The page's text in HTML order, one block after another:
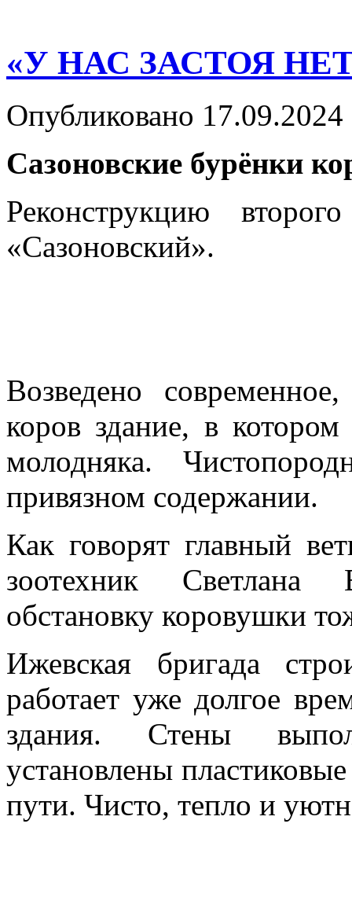
«У НАС ЗАСТОЯ
Опубликовано
Сазоновские бурёнки
Реконструкцию
«Сазоновский».
Возведено
коров здание, в котором
молодняка.
привязном содержании.
Как говорят главный
зоотехник
обстановку коровушки
Ижевская бригада
работает уже долгое
здания. Стены
установлены
пути. Чисто, тепло и